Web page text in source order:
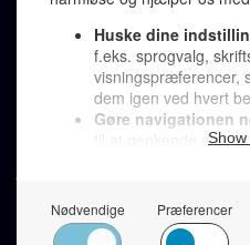
LINKS
Tidligere aviser >
Støt Den Korte Avis >
Send et læserbrev >
Privatlivspolitik >